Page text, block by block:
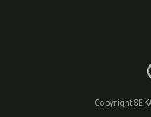
Copyright